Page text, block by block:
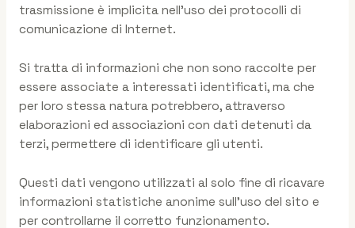
trasmissione è implicita nell’uso dei protocolli di
comunicazione di Internet.
Si tratta di informazioni che non sono raccolte per
essere associate a interessati identificati, ma che
per loro stessa natura potrebbero, attraverso
elaborazioni ed associazioni con dati detenuti da
terzi, permettere di identificare gli utenti.
Questi dati vengono utilizzati al solo fine di ricavare
informazioni statistiche anonime sull’uso del sito e
per controllarne il corretto funzionamento.